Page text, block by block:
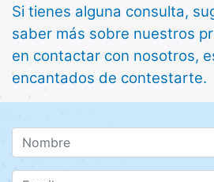
Si tienes alguna consulta,
saber más sobre nuestros
en contactar con nosotros,
encantados de contestarte.
Nombre
Email